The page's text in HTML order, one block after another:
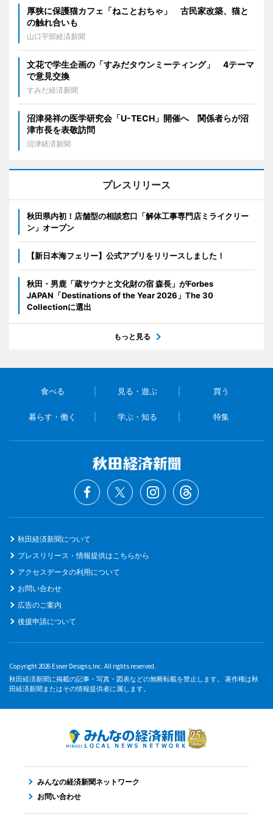
厚狭に保護猫カフェ「ねことおちゃ」 古民家改築、猫と
の触れ合いも
山口宇部経済新聞
文花で学生企画の「すみだタウンミーティング」 4テーマ
で意見交換
すみだ経済新聞
沼津発祥の医学研究会「U-TECH」開催へ 関係者らが沼
津市長を表敬訪問
沼津経済新聞
プレスリリース
秋田県内初！店舗型の相談窓口「解体工事専門店ミライクリー
ン」オープン
【新日本海フェリー】公式アプリをリリースしました！
秋田・男鹿「蔵サウナと文化財の宿 森長」がForbes
JAPAN「Destinations of the Year 2026」The 30
Collectionに選出
もっと見る
食べる 見る・遊ぶ 買う
暮らす・働く 学ぶ・知る 特集
秋田経済新聞について
プレスリリース・情報提供はこちらから
アクセスデータの利用について
お問い合わせ
広告のご案内
後援申請について
Copyright 2026 Esner Designs,Inc. All rights reserved.
秋田経済新聞に掲載の記事・写真・図表などの無断転載を禁止します。 著作権は秋
田経済新聞またはその情報提供者に属します。
みんなの経済新聞ネットワーク
お問い合わせ